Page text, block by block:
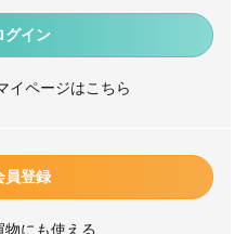
グイン
イページはこちら
員登録
にも使える